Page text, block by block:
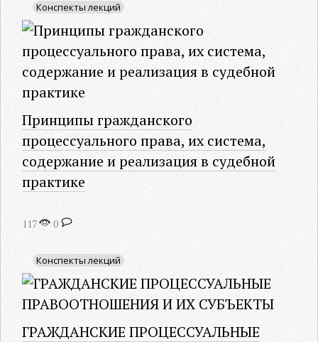
Конспекты лекций
Принципы гражданского
процессуального права, их система,
содержание и реализация в судебной
практике
117 0
Конспекты лекций
ГРАЖДАНСКИЕ ПРОЦЕССУАЛЬНЫЕ